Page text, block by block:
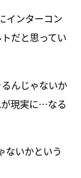
インターコン
だと思ってい
んじゃないか
が現実に…なる
ないかという